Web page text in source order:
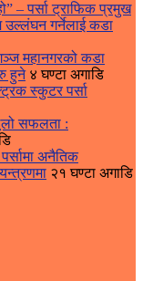
– पर्सा ट्राफिक प्रमुख
उल्लंघन गर्नेलाई कडा
महानगरको कडा
हुने ४ घण्टा अगाडि
स्कुटर पर्सा
सफलता :
अनैतिक
२१ घण्टा अगाडि